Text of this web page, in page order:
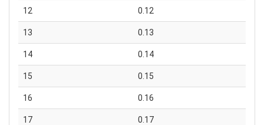
12 0.12
13 0.13
14 0.14
15 0.15
16 0.16
17 0.17